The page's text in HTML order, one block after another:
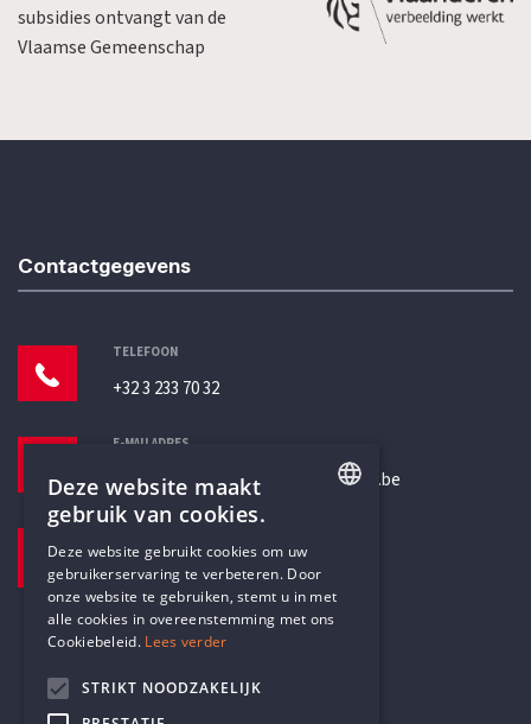
subsidies ontvangt van de
Vlaamse Gemeenschap
Contactgegevens
TELEFOON
+32 3 233 70 32
E-MAILADRES
secretariaat@humanistischverbond.be
Pottenbrug 4
Antwerpen, 2000
DUTCH
Deze website maakt
gebruik van cookies.
Deze website gebruikt cookies om uw
gebruikerservaring te verbeteren. Door
onze website te gebruiken, stemt u in met
alle cookies in overeenstemming met ons
Cookiebeleid. Lees verder
STRIKT NOODZAKELIJK